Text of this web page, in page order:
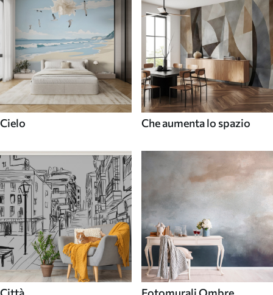
Cielo Che aumenta lo spazio